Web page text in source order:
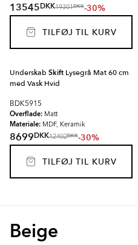
13545DKK19301DKK-30%
TILFØJ TIL KURV
Underskab Skift Lysegrå Mat 60 cm
med Vask Hvid
BDK5915
Overflade: Matt
Materiale: MDF, Keramik
8699DKK12402DKK-30%
TILFØJ TIL KURV
Beige